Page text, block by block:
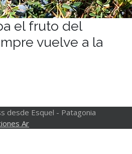
el fruto del
vuelve a la
desde Esquel - Patagonia
Ar